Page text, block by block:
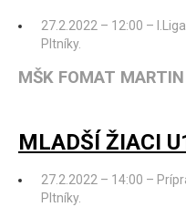
27.2.2022 – 12:00 –
Pltníky.
MŠK FOMAT
MLADŠÍ ŽIACI
27.2.2022 – 14:00 –
Pltníky.